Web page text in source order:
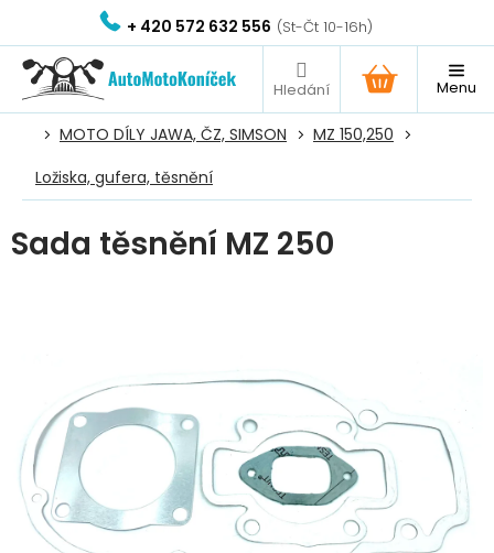
obsah
+ 420 572 632 556
NÁKUPNÍ
KOŠÍK
MOTO DÍLY JAWA, ČZ, SIMSON
MZ 150,250
Ložiska, gufera, těsnění
Sada těsnění MZ 250